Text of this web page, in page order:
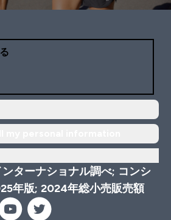
ターナショナル調べ; コンシ
年版; 2024年総小売販売額